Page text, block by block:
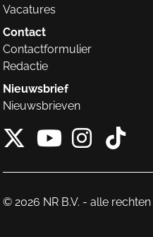
Vacatures
Contact
Contactformulier
Redactie
Nieuwsbrief
Nieuwsbrieven
X van
© 2026 NR B.V. - alle